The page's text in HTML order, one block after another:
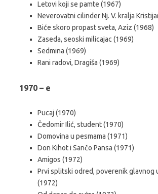
Letovi koji se pamte (1967)
Neverovatni cilinder Nj. V. kralja
Biće skoro propast sveta, Aziz (1968)
Zaseda, seoski milicajac (1969)
Sedmina (1969)
Rani radovi, Dragiša (1969)
1970 – e
Pucaj (1970)
Čedomir Ilić, student (1970)
Domovina u pesmama (1971)
Don Kihot i Sančo Pansa (1971)
Amigos (1972)
Prvi splitski odred, poverenik glavnog
(1972)